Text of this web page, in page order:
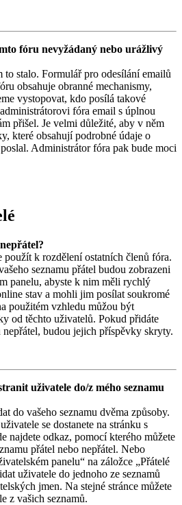
fóru nevyžádaný nebo urážlivý
to stalo. Formulář pro odesílání emailů
obsahuje obranné mechanismy,
vystopovat, kdo posílá takové
fóra email s úplnou
přišel. Je velmi důležité, aby v něm
které obsahují podrobné údaje o
Administrátor fóra pak bude moci
použít k rozdělení ostatních členů fóra.
seznamu přátel budou zobrazeni
panelu, abyste k nim měli rychlý
stav a mohli jim posílat soukromé
použitém vzhledu můžou být
od těchto uživatelů. Pokud přidáte
nepřátel, budou jejich příspěvky skryty.
uživatele do/z mého seznamu
do vašeho seznamu dvěma způsoby.
se dostanete na stránku s
najdete odkaz, pomocí kterého můžete
přátel nebo nepřátel. Nebo
panelu“ na záložce „Přátelé
uživatele do jednoho ze seznamů
jmen. Na stejné stránce můžete
z vašich seznamů.